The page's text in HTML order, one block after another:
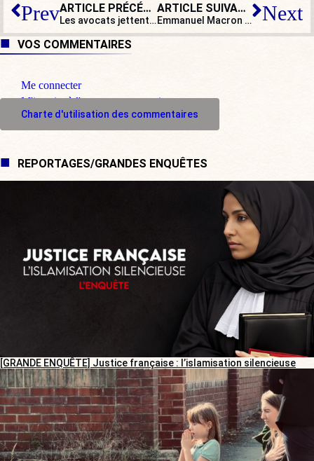
Prev ARTICLE PRÉCÉDENT
Les avocats jettent leur robe ! Indignité ? Désespoir ?
ARTICLE SUIVANT
Emmanuel Macron organise sa foire du « Made in France » à l’Élysée : venez voir ces produits uniques ! Next
VOS COMMENTAIRES
Me connecter
M'inscrire à l'espace commentaire
Charte d'utilisation des commentaires
REPORTAGES/GRANDES ENQUÊTES
[GRANDE ENQUÊTE] Justice française : l’islamisation silencieuse